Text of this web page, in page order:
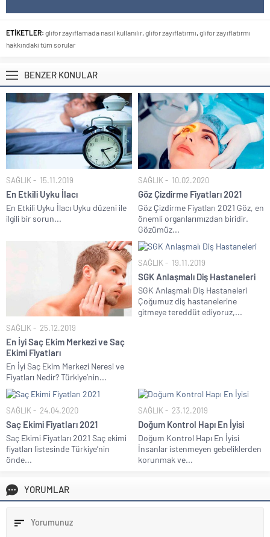
ETİKETLER: glifor zayıflamada nasıl kullanılır, glifor zayıflatırmı, glifor zayıflatırmı
hakkındaki tüm sorular
BENZER KONULAR
SAĞLIK 15.11.2019
En Etkili Uyku İlacı
En Etkili Uyku İlacı Uyku düzeni ile
ilgili bir sorun...
SAĞLIK 10.02.2020
Göz Çizdirme Fiyatları 2021
Göz Çizdirme Fiyatları 2021 Göz, en
önemli organlarımızdan biridir.
Gözümüz...
SAĞLIK 25.12.2019
En İyi Saç Ekim Merkezi ve Saç
Ekimi Fiyatları
En İyi Saç Ekim Merkezi Neresi ve
Fiyatları Nedir? Türkiye’nin...
SAĞLIK 19.11.2019
SGK Anlaşmalı Diş Hastaneleri
SGK Anlaşmalı Diş Hastaneleri
Çoğumuz diş hastanelerine
gitmeye tereddüt ediyoruz,...
SAĞLIK 24.04.2020
Saç Ekimi Fiyatları 2021
Saç Ekimi Fiyatları 2021 Saç ekimi
fiyatları listesinde Türkiye’nin
önde...
SAĞLIK 23.12.2019
Doğum Kontrol Hapı En İyisi
Doğum Kontrol Hapı En İyisi
İnsanlar istenmeyen gebeliklerden
korunmak ve...
YORUMLAR